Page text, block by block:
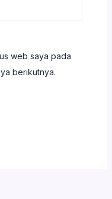
web saya pada
berikutnya.